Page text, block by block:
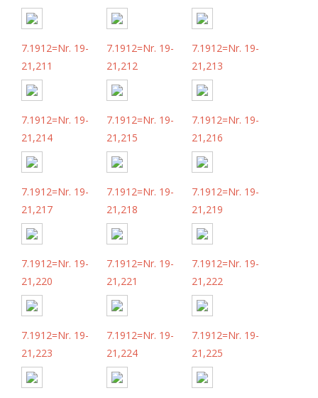
7.1912=Nr. 19-
21,211
7.1912=Nr. 19-
21,212
7.1912=Nr. 19-
21,213
7.1912=Nr. 19-
21,214
7.1912=Nr. 19-
21,215
7.1912=Nr. 19-
21,216
7.1912=Nr. 19-
21,217
7.1912=Nr. 19-
21,218
7.1912=Nr. 19-
21,219
7.1912=Nr. 19-
21,220
7.1912=Nr. 19-
21,221
7.1912=Nr. 19-
21,222
7.1912=Nr. 19-
21,223
7.1912=Nr. 19-
21,224
7.1912=Nr. 19-
21,225